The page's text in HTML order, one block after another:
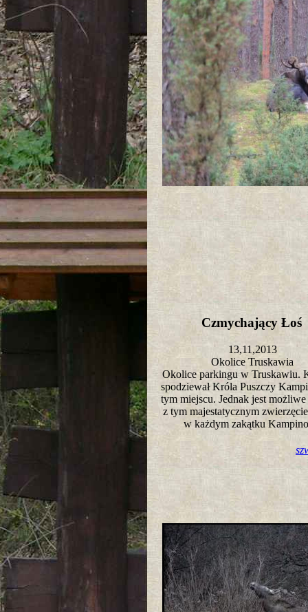
Czmychający Łoś
13,11,2013
Okolice Truskawia
Okolice parkingu w Truskawiu.
spodziewał Króla Puszczy
tym miejscu. Jednak jest możliwe
z tym majestatycznym
w każdym zakątku